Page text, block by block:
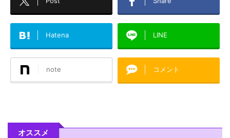
Hatena LINE
note コメント
オススメ